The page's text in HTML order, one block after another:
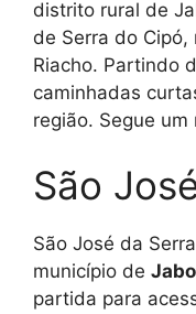
distrito rural de
de Serra do
Riacho. Partindo
caminhadas
região. Segue
São
São José da
município de
partida para